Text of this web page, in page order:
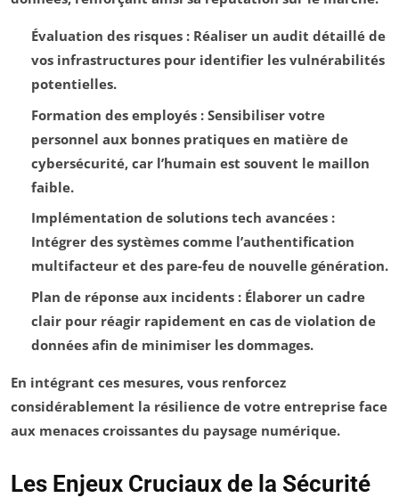
Évaluation des risques: Réaliser un audit détaillé de
vos infrastructures pour identifier les vulnérabilités
potentielles.
Formation des employés: Sensibiliser votre
personnel aux bonnes pratiques en matière de
cybersécurité, car l’humain est souvent le maillon
faible.
Implémentation de solutions tech avancées:
Intégrer des systèmes comme l’authentification
multifacteur et des pare-feu de nouvelle génération.
Plan de réponse aux incidents: Élaborer un cadre
clair pour réagir rapidement en cas de violation de
données afin de minimiser les dommages.
En intégrant ces mesures, vous renforcez
considérablement la résilience de votre entreprise face
aux menaces croissantes du paysage numérique.
Les Enjeux Cruciaux de la Sécurité